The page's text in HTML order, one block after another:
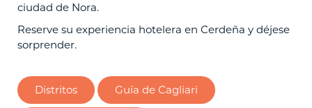
ciudad de Nora.
Reserve su experiencia hotelera en Cerdeña y déjese
sorprender.
Distritos Guía de Cagliari